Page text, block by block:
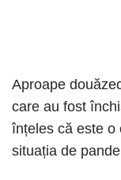
Aproape
care au fost
înțeles că este o
situația de